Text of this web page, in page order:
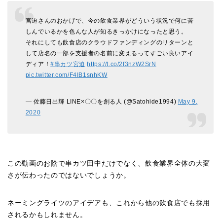
宮迫さんのおかげで、今の飲食業界がどういう状況で何に苦
しんでいるかを色んな人が知るきっかけになったと思う。
それにしても飲食店のクラウドファンディングのリターンと
して店名の一部を支援者の名前に変えるってすごい良いアイ
ディア！#串カツ宮迫 https://t.co/2f3nzW2SrN
pic.twitter.com/F4IB1snhKW
— 佐藤日出輝 LINE×〇〇を創る人 (@Satohide1994) May 9,
2020
この動画のお陰で串カツ田中だけでなく、飲食業界全体の大変
さが伝わったのではないでしょうか。
ネーミングライツのアイデアも、これから他の飲食店でも採用
されるかもしれません。